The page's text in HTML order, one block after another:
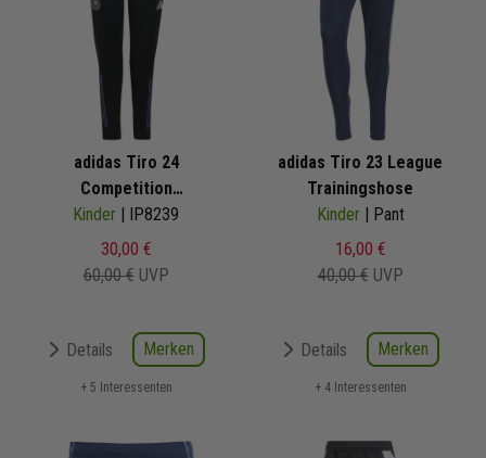
adidas Tiro 24
Competition
Trainingshose Tiro 24
Competition DFB
Deutschland
Kinder | IP8239
30,00 €
60,00 € UVP
Details Merken
+ 5 Interessenten
adidas Tiro 23 League
Trainingshose
Kinder | Pant
16,00 €
40,00 € UVP
Details Merken
+ 4 Interessenten